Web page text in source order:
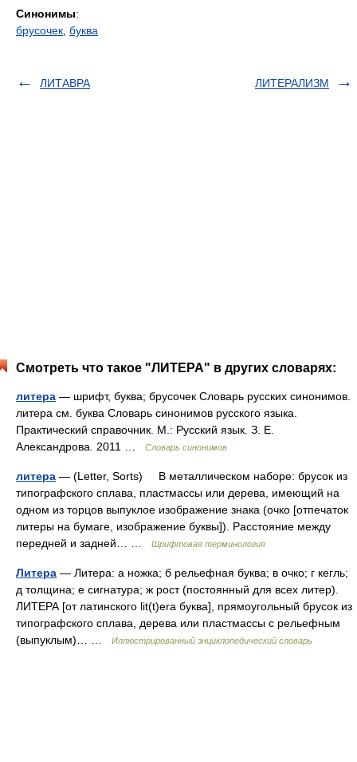
Синонимы:
брусочек буква
ЛИТАВРА ЛИТЕРАЛИЗМ
Смотреть что такое "ЛИТЕРА" в других словарях:
литера — шрифт, буква; брусочек Словарь русских синонимов.
литера см. буква Словарь синонимов русского языка.
Практический справочник. М.: Русский язык. З. Е.
Александрова. 2011 …
Словарь синонимов
литера — (Letter, Sorts) В металлическом наборе: брусок из
типографского сплава, пластмассы или дерева, имеющий на
одном из торцов выпуклое изображение знака (очко [отпечаток
литеры на бумаге, изображение буквы]). Расстояние между
передней и задней… …
Шрифтовая терминология
Литера — Литера: а ножка; б рельефная буква; в очко; г кегль;
д толщина; е сигнатура; ж рост (постоянный для всех литер).
ЛИТЕРА [от латинского lit(t)era буква], прямоугольный брусок из
типографского сплава, дерева или пластмассы с рельефным
(выпуклым)… …
Иллюстрированный энциклопедический словарь